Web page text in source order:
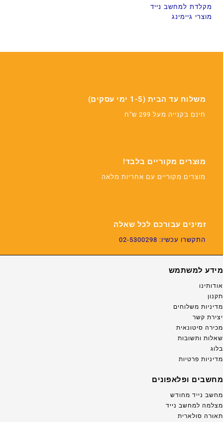
מקלדת למחשב נייד
מוצרי גיימינג
משלוח עד הבית (1-5 ימי עסקים)
חינם בקנייה מעל 299 ש"ח
מוצרים מקוריים בלבד!
מוצרים מקוריים עם אחריות מלאה
זמינים עבורכם לכל שאלה
התקשרו עכשיו: 02-5300298
מידע למשתמש
אודותינו
תקנון
מדיניות משלוחים
יצירת קשר
מכירה סיטונאית
שאלות ותשובות
בלוג
מדיניות פרטיות
מחשבים ופלאפונים
מחשב נייד מחודש
מצלמה למחשב נייד
תאורה סולארית